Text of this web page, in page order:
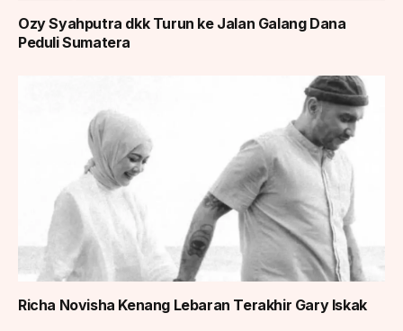
Ozy Syahputra dkk Turun ke Jalan Galang Dana
Peduli Sumatera
Richa Novisha Kenang Lebaran Terakhir Gary Iskak